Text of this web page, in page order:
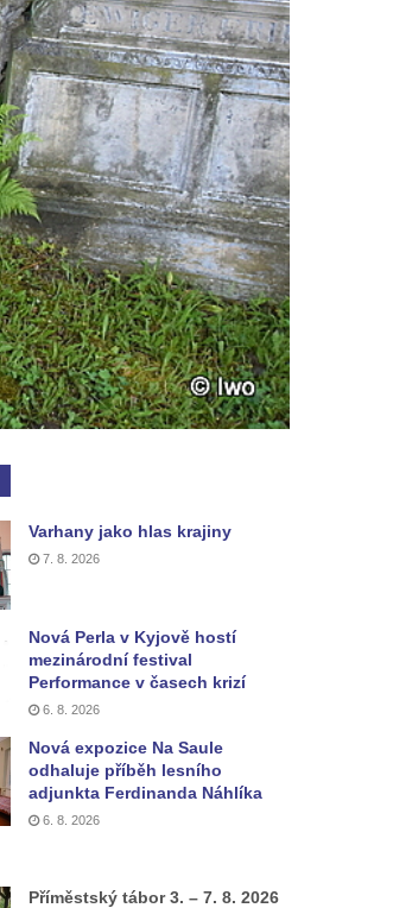
Varhany jako hlas krajiny
7. 8. 2026
Nová Perla v Kyjově hostí
mezinárodní festival
Performance v časech krizí
6. 8. 2026
Nová expozice Na Saule
odhaluje příběh lesního
adjunkta Ferdinanda Náhlíka
6. 8. 2026
Příměstský tábor 3. – 7. 8. 2026